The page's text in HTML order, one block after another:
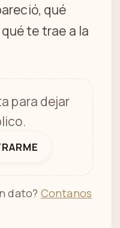
qué
te trae a la
para dejar
dato? Contanos